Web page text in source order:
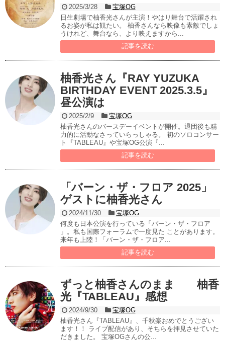
2025/3/28
宝塚OG
日生劇場で柚香光さんが主演！やはり舞台で活躍され
るお姿が私は観たい。 柚香さんなら映像も素敵でしょ
うけれど、舞台なら、より映えますから...
記事を読む
柚香光さん『RAY YUZUKA
BIRTHDAY EVENT 2025.3.5』
昼公演は
2025/2/9
宝塚OG
柚香光さんのバースデーイベントが開催。退団後も精
力的に活動なさっていらっしゃる。 初のソロコンサー
ト『TABLEAU』や宝塚OG公演『...
記事を読む
「バーン・ザ・フロア 2025」
ゲストに柚香光さん
2024/11/30
宝塚OG
何度も日本公演を行っている「バーン・ザ・フロア
」。私も国際フォーラムで一度見た ことがあります。
来年も上陸！「バーン・ザ・フロア...
記事を読む
ずっと柚香さんのまま 柚香
光『TABLEAU』感想
2024/9/30
宝塚OG
柚香光さん『TABLEAU』、千秋楽おめでとうござい
ます！！ ライブ配信があり、そちらを拝見させていた
だきました。 宝塚OGさんの公...